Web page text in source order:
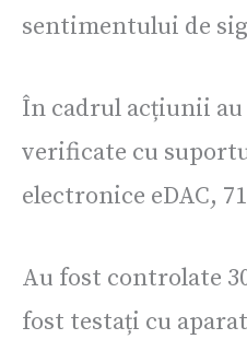
sentimentului de
În cadrul acțiunii
verificate cu
electronice eDAC,
Au fost controlate
fost testați cu